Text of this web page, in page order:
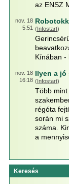
az ENSZ
nov. 18
5:51 (Infostart)
Kínában -
nov. 18
16:18
Ilyen a jó
(Infostart)
Több
régóta
során mi
száma.
a
Keresés